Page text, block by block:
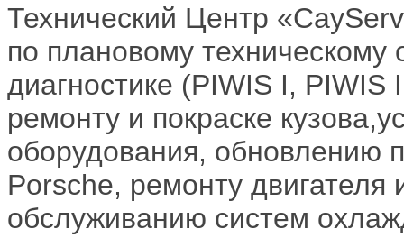
Технический Центр
по плановому
диагностике (PIWIS I,
ремонту и покраске
оборудования, обновлению
Porsche, ремонту двигателя
обслуживанию систем